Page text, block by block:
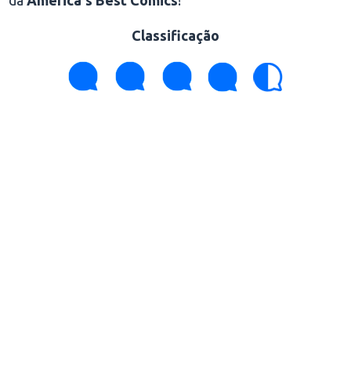
Classificação